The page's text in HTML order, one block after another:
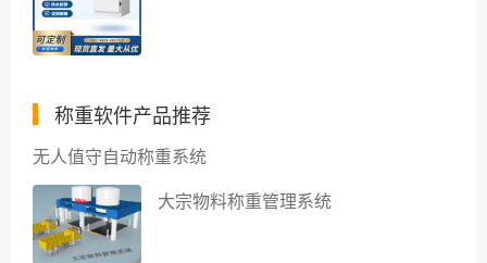
称重软件产品推荐
无人值守自动称重系统
大宗物料称重管理系统